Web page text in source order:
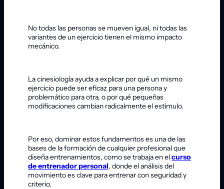
No todas las personas se mueven igual, ni todas las
variantes de un ejercicio tienen el mismo impacto
mecánico.
La cinesiología ayuda a explicar por qué un mismo
ejercicio puede ser eficaz para una persona y
problemático para otra, o por qué pequeñas
modificaciones cambian radicalmente el estímulo.
Por eso, dominar estos fundamentos es una de las
bases de la formación de cualquier profesional que
diseña entrenamientos, como se trabaja en elcurso
de entrenador personal, donde el análisis del
movimiento es clave para entrenar con seguridad y
criterio.